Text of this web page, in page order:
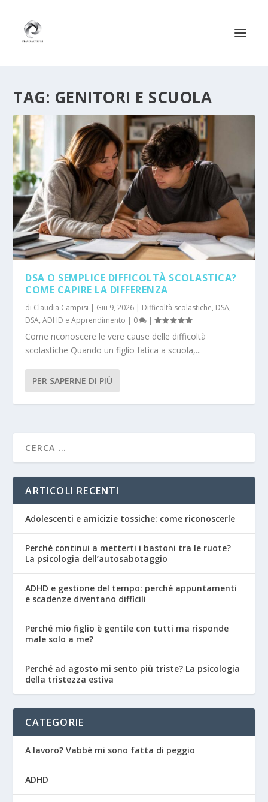
TAG: GENITORI E SCUOLA
DSA O SEMPLICE DIFFICOLTÀ SCOLASTICA?
COME CAPIRE LA DIFFERENZA
di Claudia Campisi | Giu 9, 2026 | Difficoltà scolastiche, DSA,
DSA, ADHD e Apprendimento | 0 |
Come riconoscere le vere cause delle difficoltà
scolastiche Quando un figlio fatica a scuola,...
PER SAPERNE DI PIÙ
ARTICOLI RECENTI
Adolescenti e amicizie tossiche: come riconoscerle
Perché continui a metterti i bastoni tra le ruote?
La psicologia dell’autosabotaggio
ADHD e gestione del tempo: perché appuntamenti
e scadenze diventano difficili
Perché mio figlio è gentile con tutti ma risponde
male solo a me?
Perché ad agosto mi sento più triste? La psicologia
della tristezza estiva
CATEGORIE
A lavoro? Vabbè mi sono fatta di peggio
ADHD